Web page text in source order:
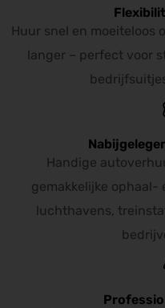
Huur snel en moeiteloos
langer – perfect voor
Handige
gemakkelijke ophaal-
luchthavens,